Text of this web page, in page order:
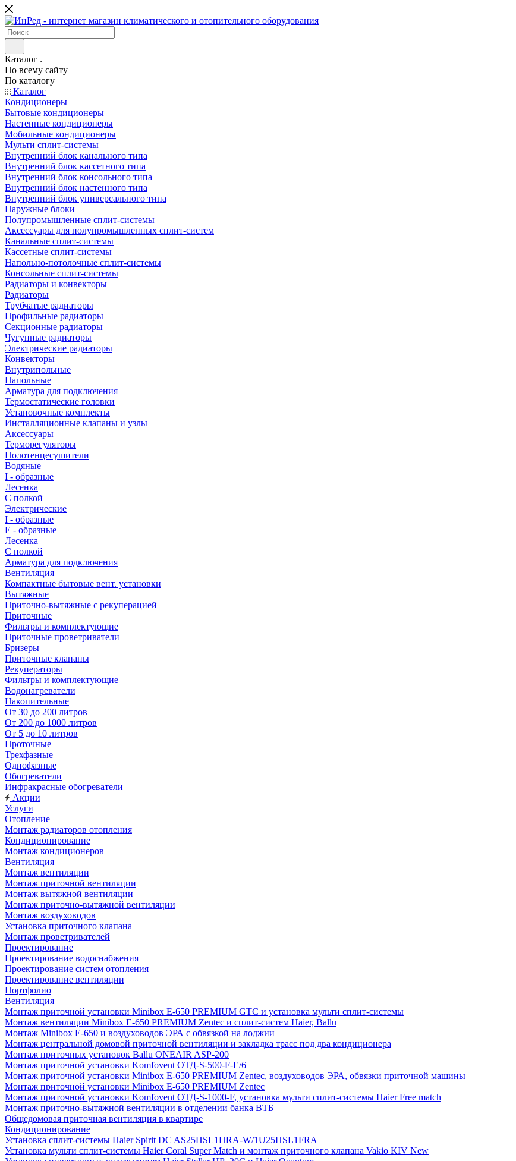
Каталог
По всему сайту
По каталогу
Каталог
Кондиционеры
Бытовые кондиционеры
Настенные кондиционеры
Мобильные кондиционеры
Мульти сплит-системы
Внутренний блок канального типа
Внутренний блок кассетного типа
Внутренний блок консольного типа
Внутренний блок настенного типа
Внутренний блок универсального типа
Наружные блоки
Полупромышленные сплит-системы
Аксессуары для полупромышленных сплит-систем
Канальные сплит-системы
Кассетные сплит-системы
Напольно-потолочные сплит-системы
Консольные сплит-системы
Радиаторы и конвекторы
Радиаторы
Трубчатые радиаторы
Профильные радиаторы
Секционные радиаторы
Чугунные радиаторы
Электрические радиаторы
Конвекторы
Внутрипольные
Напольные
Арматура для подключения
Термостатические головки
Установочные комплекты
Инсталляционные клапаны и узлы
Аксессуары
Терморегуляторы
Полотенцесушители
Водяные
I - образные
Лесенка
С полкой
Электрические
I - образные
E - образные
Лесенка
С полкой
Арматура для подключения
Вентиляция
Компактные бытовые вент. установки
Вытяжные
Приточно-вытяжные с рекуперацией
Приточные
Фильтры и комплектующие
Приточные проветриватели
Бризеры
Приточные клапаны
Рекуператоры
Фильтры и комплектующие
Водонагреватели
Накопительные
От 30 до 200 литров
От 200 до 1000 литров
От 5 до 10 литров
Проточные
Трехфазные
Однофазные
Обогреватели
Инфракрасные обогреватели
Акции
Услуги
Отопление
Монтаж радиаторов отопления
Кондиционирование
Монтаж кондиционеров
Вентиляция
Монтаж вентиляции
Монтаж приточной вентиляции
Монтаж вытяжной вентиляции
Монтаж приточно-вытяжной вентиляции
Монтаж воздуховодов
Установка приточного клапана
Монтаж проветривателей
Проектирование
Проектирование водоснабжения
Проектирование систем отопления
Проектирование вентиляции
Портфолио
Вентиляция
Монтаж приточной установки Minibox E-650 PREMIUM GTC и установка мульти сплит-системы
Монтаж вентиляции Minibox E-650 PREMIUM Zentec и сплит-систем Haier, Ballu
Монтаж Minibox E-650 и воздуховодов ЭРА с обвязкой на лоджии
Монтаж центральной домовой приточной вентиляции и закладка трасс под два кондиционера
Монтаж приточных установок Ballu ONEAIR ASP-200
Монтаж приточной установки Komfovent ОТД-S-500-F-E/6
Монтаж приточной установки Minibox E-650 PREMIUM Zentec, воздуховодов ЭРА, обвязки приточной машины
Монтаж приточной установки Minibox E-650 PREMIUM Zentec
Монтаж приточной установки Komfovent ОТД-S-1000-F, установка мульти сплит-системы Haier Free match
Монтаж приточно-вытяжной вентиляции в отделении банка ВТБ
Общедомовая приточная вентиляция в квартире
Кондиционирование
Установка сплит-системы Haier Spirit DC AS25HSL1HRA-W/1U25HSL1FRA
Установка мульти сплит-системы Haier Coral Super Match и монтаж приточного клапана Vakio KIV New